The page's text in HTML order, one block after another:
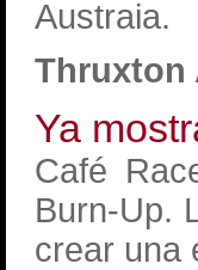
Austraia.
Thruxton
Ya
Café
Burn-Up.
crear una